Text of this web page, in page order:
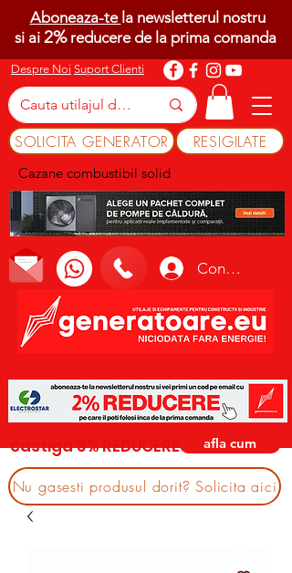
Despre Noi Suport Clienti
SOLICITA GENERATOR RESIGILATE
Cazane combustibil solid
Conectează-te
Aboneaza-te la newsletterul nostru
si ai 2%reducere de la prima comanda
castiga 3% REDUCERE afla cum
Nu gasesti produsul dorit? Solicita aici